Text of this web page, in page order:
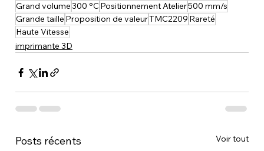
Grand volume300 °C Positionnement Atelier500 mm/s
Grande taille Proposition de valeurTMC2209 Rareté
Haute Vitesse
imprimante 3D
Posts récents Voir tout